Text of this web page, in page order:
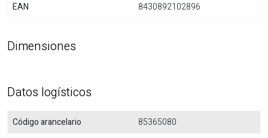
EAN
8430892102896
Dimensiones
Datos logísticos
Código arancelario
85365080